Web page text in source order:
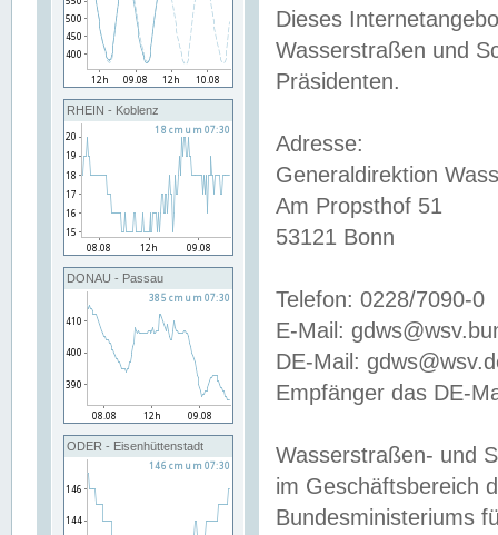
RHEIN - Koblenz
DONAU - Passau
ODER - Eisenhüttenstadt
Dieses
Wasserstraßen und
Präsidenten.
Adresse:
Generaldirektion
Am Propsthof 51
53121 Bonn
Telefon: 0228/7090-0
E-Mail:
DE-Mail:
Empfänger das DE-
Wasserstraßen- und
im Geschäftsbereich
Bundesministeriums